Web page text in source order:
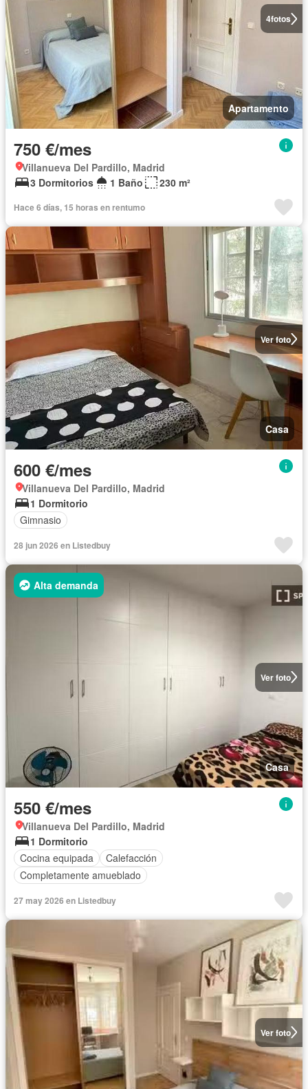
4fotos
Apartamento
750 €/mes
Villanueva Del Pardillo, Madrid
3 Dormitorios
1 Baño 230 m²
Hace 6 días, 15 horas en rentumo
Ver foto
Casa
600 €/mes
Villanueva Del Pardillo, Madrid
1 Dormitorio
Gimnasio
28 jun 2026 en Listedbuy
Ver foto
Alta demanda
Casa
550 €/mes
Villanueva Del Pardillo, Madrid
1 Dormitorio
Cocina equipada
Calefacción
Completamente amueblado
27 may 2026 en Listedbuy
Ver foto